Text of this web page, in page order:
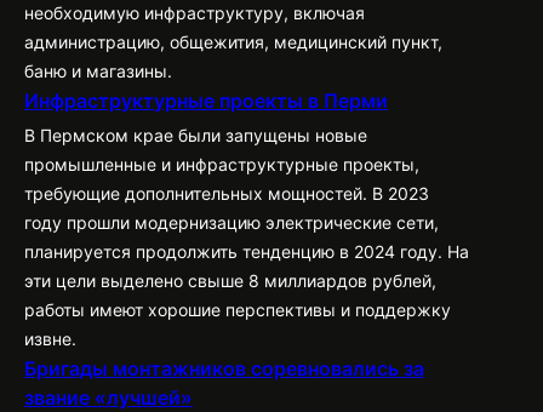
необходимую инфраструктуру, включая
администрацию, общежития, медицинский пункт,
баню и магазины.
Инфраструктурные проекты в Перми
В Пермском крае были запущены новые
промышленные и инфраструктурные проекты,
требующие дополнительных мощностей. В 2023
году прошли модернизацию электрические сети,
планируется продолжить тенденцию в 2024 году. На
эти цели выделено свыше 8 миллиардов рублей,
работы имеют хорошие перспективы и поддержку
извне.
Бригады монтажников соревновались за
звание «лучшей»